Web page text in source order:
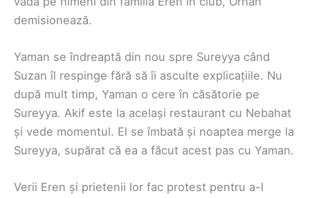
demisionează.
Yaman se îndreaptă din nou spre Sureyya când
Suzan îl respinge fără să îi asculte explicațiile. Nu
după mult timp, Yaman o cere în căsătorie pe
Sureyya. Akif este la același restaurant cu Nebahat
și vede momentul. El se îmbată și noaptea merge la
Sureyya, supărat că ea a făcut acest pas cu Yaman.
Verii Eren și prietenii lor fac protest pentru a-l